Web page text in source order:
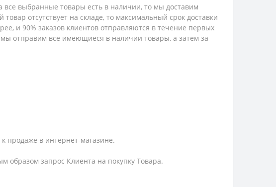
все выбранные товары есть в наличии, то мы доставим
отсутствует на складе, то максимальный срок доставки
и 90% заказов клиентов отправляются в течение первых
мы отправим все имеющиеся в наличии товары, а затем за
продаже в интернет-магазине.
образом запрос Клиента на покупку Товара.